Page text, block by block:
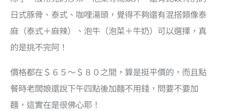
日式豚骨、泰式、咖哩湯頭，覺得不夠還有混搭類像泰
麻（泰式＋麻辣）、泡牛（泡菜＋牛奶）可以選擇，真
的是挑不完阿！
價格都在＄６５～＄８０之間，算是挺平價的，而且點
餐時老闆娘還說下午四點後加麵不用錢，問要不要加
麵，這實在是很佛心耶！